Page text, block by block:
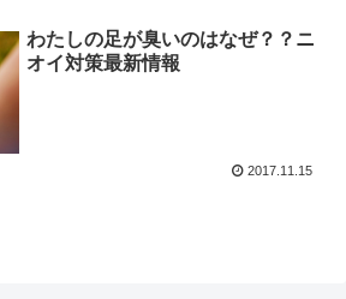
わたしの足が臭いのはなぜ？？ニ
オイ対策最新情報
2017.11.15